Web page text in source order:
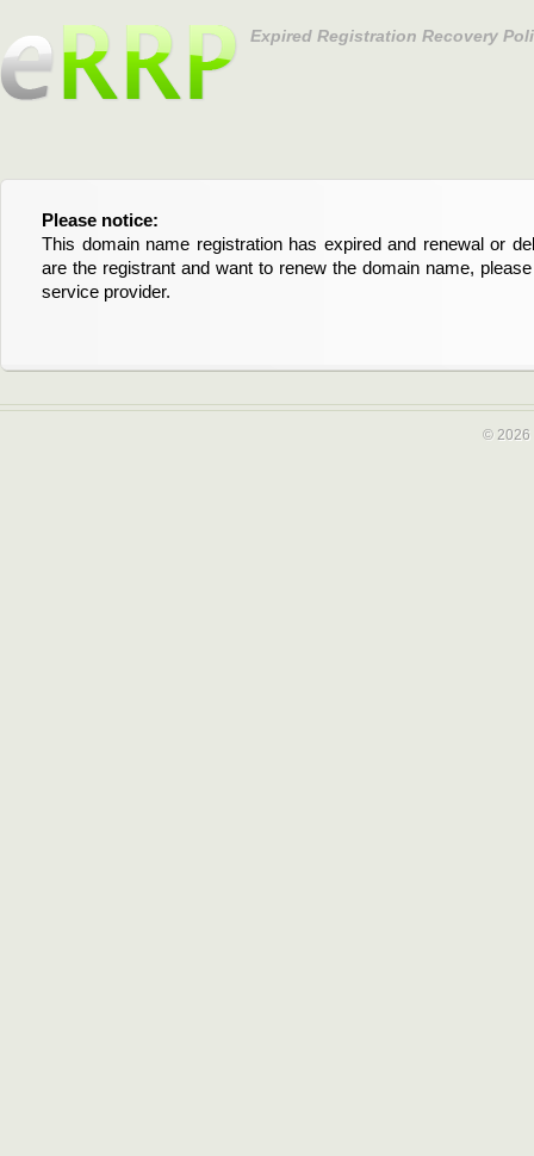
Expired Registration Recovery
Please notice:
This domain name registration has expired and renewal or
are the registrant and want to renew the domain name,
service provider.
Bitte beachten Sie:
Diese Domainregistrierung ist abgelaufen und die
Domain stehen an. Wenn Sie der Registrant sind und
verlängern möchten, kontaktieren Sie bitte Ihren Service-
© 2026